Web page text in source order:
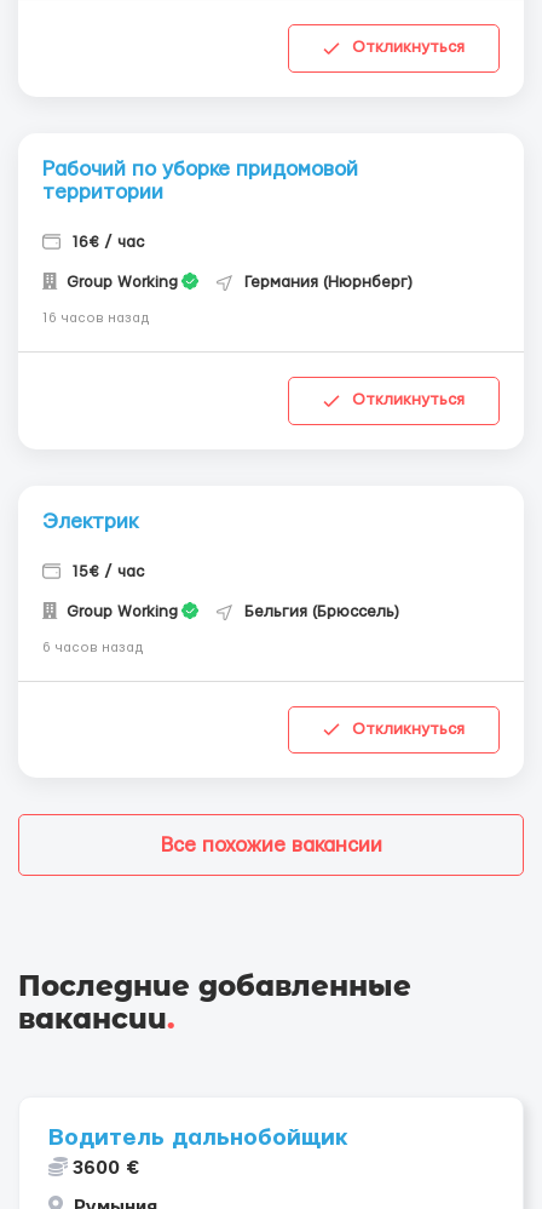
Откликнуться
Рабочий по уборке придомовой
территории
16€ / час
Group Working Германия (Нюрнберг)
16 часов назад
Откликнуться
Электрик
15€ / час
Group Working Бельгия (Брюссель)
6 часов назад
Откликнуться
Все похожие вакансии
Последние добавленные
вакансии.
Водитель дальнобойщик
3600 €